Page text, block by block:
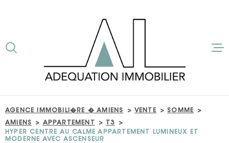
recherche
principal
ACCUEIL
VENTE
INVESTIR
AGENCE IMMOBILI�RE � AMIENS VENTE
SOMME
AMIENS
APPARTEMENT
T3
HYPER CENTRE AU CALME APPARTEMENT LUMINEUX ET
MODERNE AVEC ASCENSEUR
VOTRE
RECHERCHE
D'OFFRE
TYPE
DE
BIEN
TYPE DE BIEN